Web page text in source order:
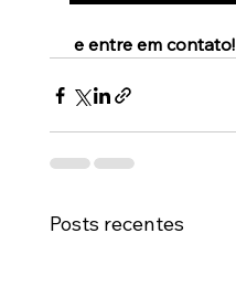
e entre em contato!
Posts recentes